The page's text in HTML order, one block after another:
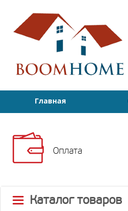
Главная
Оплата
Каталог товаров